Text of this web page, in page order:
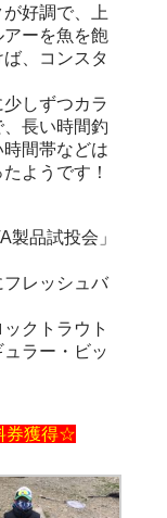
好調で、上
ーを魚を飽
、コンスタ
しずつカラ
長い時間釣
間帯などは
ようです！
品試投会」
レッシュバ
クトラウト
ラー・ビッ
券獲得☆